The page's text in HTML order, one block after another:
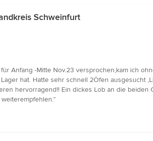
Schweinfurt
Anfang -Mitte Nov.23 versprochen,kam ich
hat. Hatte sehr schnell 2Öfen ausgesucht
hervorragend!! Ein dickes Lob an die